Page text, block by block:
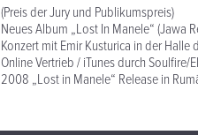
(Preis der Jury und Publikumspreis)
Neues Album „Lost In Manele“ (Jawa
Konzert mit Emir Kusturica in der Halle
Online Vertrieb / iTunes durch Soulfire/
2008 „Lost in Manele“ Release in